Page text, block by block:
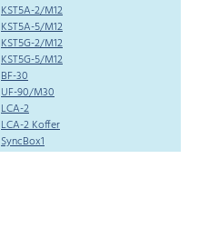
KST5A-2/M12
KST5A-5/M12
KST5G-2/M12
KST5G-5/M12
BF-30
UF-90/M30
LCA-2
LCA-2 Koffer
SyncBox1